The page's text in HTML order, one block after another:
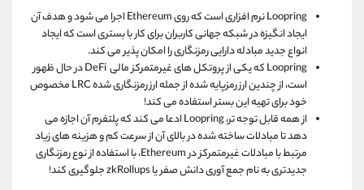
Loopring نرم افزاری است که روی Ethereum اجرا می شود و هدف آن
ایجاد انگیزه در شبکه جهانی کاربران برای کار با بستری است که ایجاد
انواع جدید مبادله دارایی رمزنگاری را امکان پذیر می کند.
Loopring که یکی از پروتکل های غیرمتمرکز مالی DeFi در حال ظهور
است، از چندین ارز رمزپایه شده از جمله ارز رمزنگاری شده LRC مخصوص
خود برای تهیه این بستر استفاده می کند!
از همه قابل توجه تر، Loopring ادعا می کند که پلتفرم آن اجازه می
دهد تا مبادلات ساخته شده در بالای آن از سرعت کم و هزینه های زیاد
مرتبط با مبادلات غیرمتمرکز در Ethereum، با استفاده از نوع رمزنگاری
جدیدتری به نام جمع آوری دانش صفر یا zkRollups جلوگیری کند!